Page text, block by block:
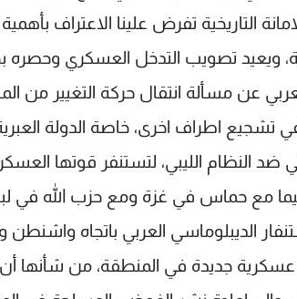
التاريخية تفرض علينا
ويعيد تصويب التدخل العسكري وحصره
عن مسألة انتقال حركة التغيير من
تشجيع اطراف اخرى، خاصة الدولة
ضد النظام الليبي، لتستنفر قوتها
مع حماس في غزة ومع حزب الله في
الديبلوماسي العربي باتجاه واشنطن
عسكرية جديدة في المنطقة، من شأنها